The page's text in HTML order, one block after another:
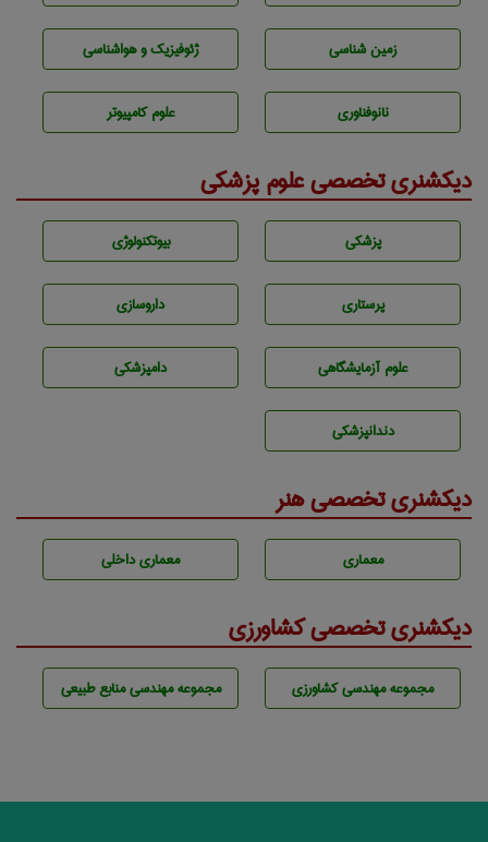
زمين شناسی ژئوفيزيك و هواشناسی
نانوفناوری علوم کامپیوتر
دیکشنری تخصصی علوم پزشکی
پزشكی بيوتكنولوژی
پرستاری داروسازی
علوم آزمايشگاهی دامپزشكی
دندانپزشكی
دیکشنری تخصصی هنر
معماری معماری داخلی
دیکشنری تخصصی کشاورزی
مجموعه مهندسی كشاورزی مجموعه مهندسی منابع طبيعی